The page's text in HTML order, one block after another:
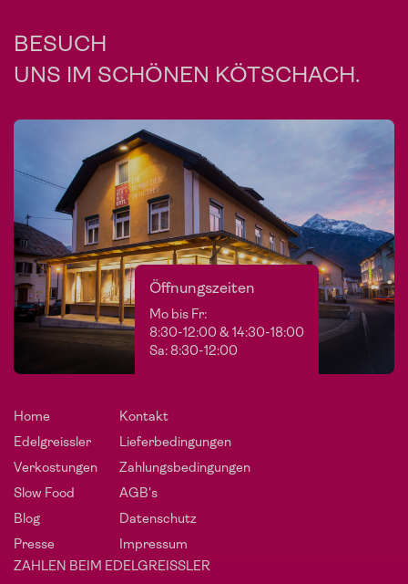
BESUCH
UNS IM SCHÖNEN KÖTSCHACH.
Öffnungszeiten
Mo bis Fr:
8:30-12:00 & 14:30-18:00
Sa: 8:30-12:00
Home
Edelgreissler
Verkostungen
Slow Food
Blog
Presse
Kontakt
Lieferbedingungen
Zahlungsbedingungen
AGB's
Datenschutz
Impressum
ZAHLEN BEIM EDELGREISSLER